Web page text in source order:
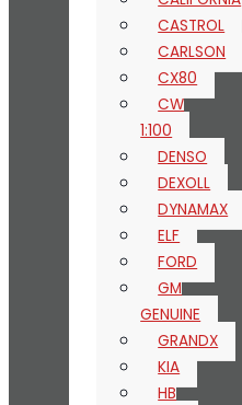
CASTROL
CARLSON
CX80
CW
1:100
DENSO
DEXOLL
DYNAMAX
ELF
FORD
GM
GENUINE
GRANDX
KIA
HB